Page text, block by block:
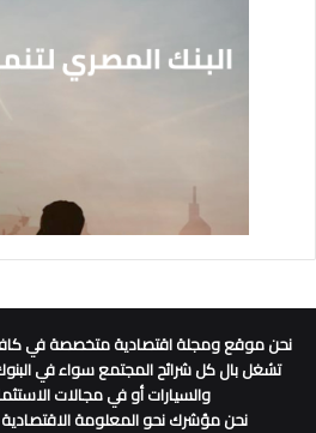
نحن موقع ومجلة اقتصادية متخصصة في
تشغل بال كل شرائح المجتمع سواء في
والسيارات أو في مجالات
نحن مؤشرك نحو المعلومة الاقتصادية